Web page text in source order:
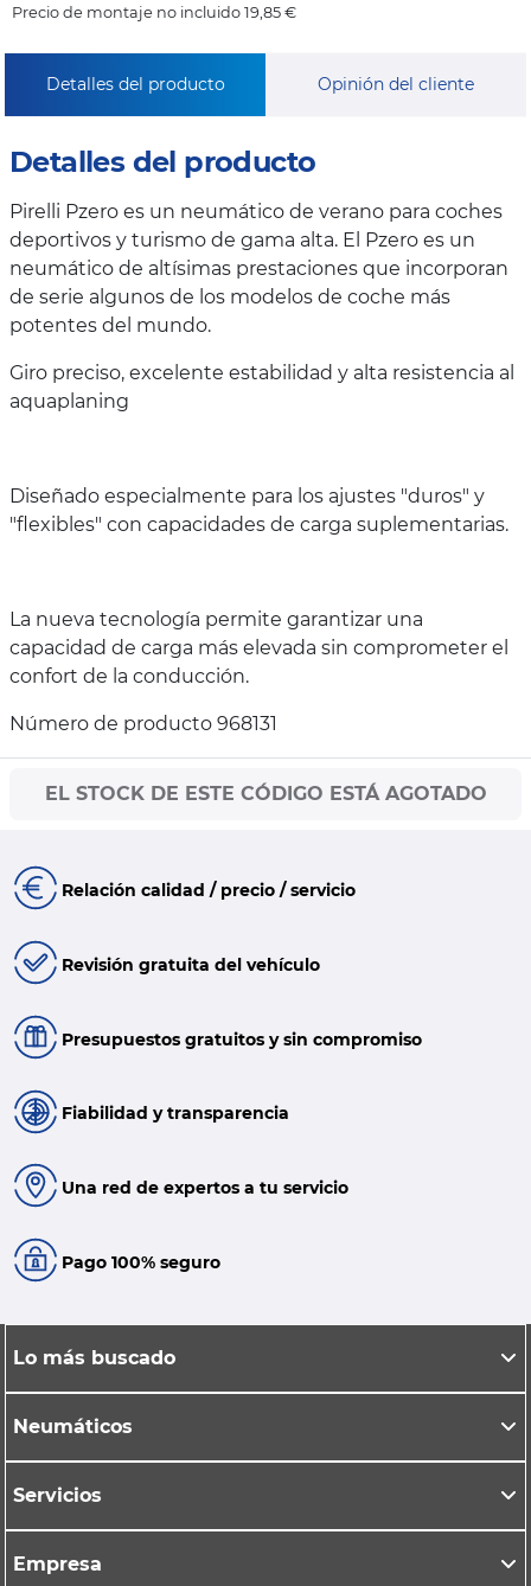
Precio de montaje no incluido 19,85 €
Detalles del producto Opinión del cliente
Detalles del producto
Pirelli Pzero es un neumático de verano para coches
deportivos y turismo de gama alta. El Pzero es un
neumático de altísimas prestaciones que incorporan
de serie algunos de los modelos de coche más
potentes del mundo.
Giro preciso, excelente estabilidad y alta resistencia al
aquaplaning
Diseñado especialmente para los ajustes "duros" y
"flexibles" con capacidades de carga suplementarias.
La nueva tecnología permite garantizar una
capacidad de carga más elevada sin comprometer el
confort de la conducción.
Número de producto 968131
EL STOCK DE ESTE CÓDIGO ESTÁ AGOTADO
Relación calidad / precio / servicio
Revisión gratuita del vehículo
Presupuestos gratuitos y sin compromiso
Fiabilidad y transparencia
Una red de expertos a tu servicio
Pago 100% seguro
Lo más buscado
Neumáticos
Servicios
Empresa